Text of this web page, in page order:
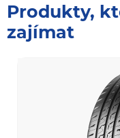
Produkty,
zajímat